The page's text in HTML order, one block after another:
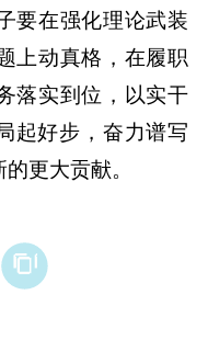
要在强化理论武装
上动真格，在履职
落实到位，以实干
起好步，奋力谱写
更大贡献。